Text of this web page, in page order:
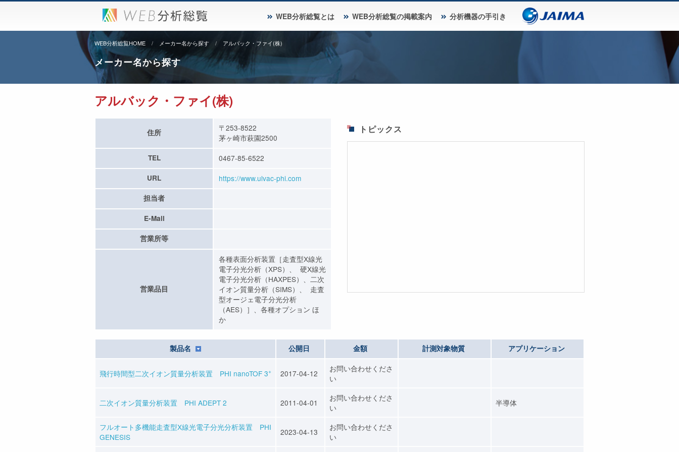
WEB分析総覧とは WEB分析総覧の掲載案内 分析機器の手引き
WEB分析総覧HOME メーカー名から探す アルバック・ファイ(株)
メーカー名から探す
アルバック・ファイ(株)
住所
〒253-8522
茅ヶ崎市萩園2500
TEL 0467-85-6522
URL https://www.ulvac-phi.com
担当者
E-Mail
営業所等
営業品目
各種表面分析装置［走査型X線光
電子分光分析（XPS）、 硬X線光
電子分光分析（HAXPES）、二次
イオン質量分析（SIMS）、 走査
型オージェ電子分光分析
（AES）］、各種オプション ほ
か
トピックス
製品名 公開日 金額 計測対象物質 アプリケーション
飛行時間型二次イオン質量分析装置 PHI nanoTOF 3+ 2017-04-12
お問い合わせくださ
い
二次イオン質量分析装置 PHI ADEPT 2 2011-04-01
お問い合わせくださ
い
半導体
フルオート多機能走査型X線光電子分光分析装置 PHI
GENESIS
2023-04-13
お問い合わせくださ
い